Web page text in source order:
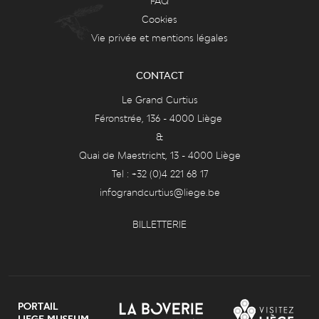
Cookies
Vie privée et mentions légales
CONTACT
Le Grand Curtius
Féronstrée, 136 - 4000 Liège
&
Quai de Maestricht, 13 - 4000 Liège
Tel : +32 (0)4 221 68 17
infograndcurtius@liege.be
BILLETTERIE